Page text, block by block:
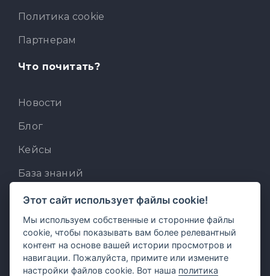
Политика cookie
Партнерам
Что почитать?
Новости
Блог
Кейсы
База знаний
Для разработчиков
Встроенный AI-ассистент
MCP для AI-клиентов
Отзывы и предложения
Этот сайт использует файлы cookie!
Мы используем собственные и сторонние файлы
cookie, чтобы показывать вам более релевантный
контент на основе вашей истории просмотров и
навигации. Пожалуйста, примите или измените
настройки файлов cookie. Вот наша политика